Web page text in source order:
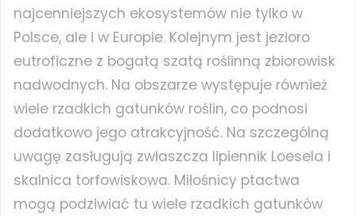
najcenniejszych ekosystemów nie tylko w
Polsce, ale i w Europie. Kolejnym jest jezioro
eutroficzne z bogatą szatą roślinną zbiorowisk
nadwodnych. Na obszarze występuje również
wiele rzadkich gatunków roślin, co podnosi
dodatkowo jego atrakcyjność. Na szczególną
uwagę zasługują zwłaszcza lipiennik Loesela i
skalnica torfowiskowa. Miłośnicy ptactwa
mogą podziwiać tu wiele rzadkich gatunków